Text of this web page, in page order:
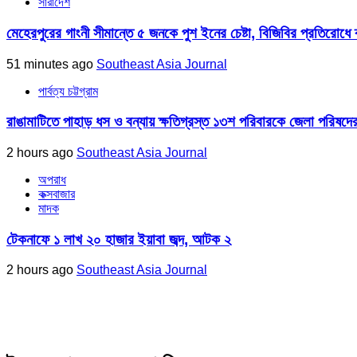
মেহেরপুরের গাংনী সীমান্তে ৫ জনকে পুশ ইনের চেষ্টা, বিজিবির প্রতিরোধে
51 minutes ago Southeast Asia Journal
পার্বত্য চট্টগ্রাম
রাঙামাটিতে পাহাড় ধস ও বন্যায় ক্ষতিগ্রস্ত ১৩শ পরিবারকে জেলা
2 hours ago Southeast Asia Journal
অপরাধ
কক্সবাজার
মাদক
টেকনাফে ১ লাখ ২০ হাজার ইয়াবা জব্দ, আটক ২
2 hours ago Southeast Asia Journal